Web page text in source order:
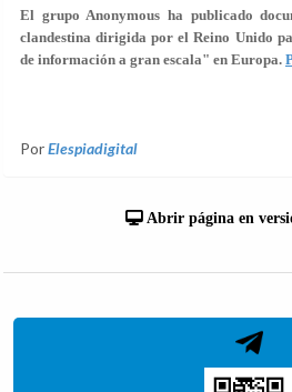
El grupo Anonymous ha publicado
clandestina dirigida por el Reino Unido
de información a gran escala" en Europa.
PorElespiadigital
Abrir página en